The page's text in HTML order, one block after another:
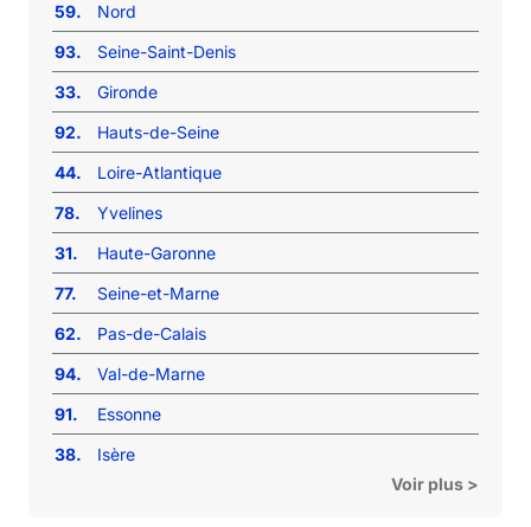
59.
Nord
93.
Seine-Saint-Denis
33.
Gironde
92.
Hauts-de-Seine
44.
Loire-Atlantique
78.
Yvelines
31.
Haute-Garonne
77.
Seine-et-Marne
62.
Pas-de-Calais
94.
Val-de-Marne
91.
Essonne
38.
Isère
Voir plus >